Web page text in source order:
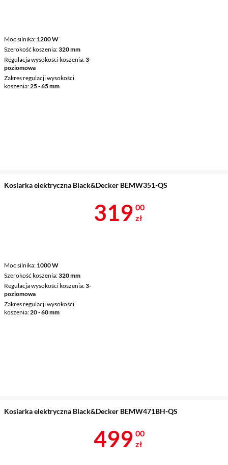
Moc silnika 1200 W
Szerokość koszenia 320 mm
Regulacja wysokości koszenia 3-
poziomowa
Zakres regulacji wysokości
koszenia 25 - 65 mm
Kosiarka elektryczna Black&Decker BEMW351-QS
Moc silnika 1000 W
Szerokość koszenia 320 mm
Regulacja wysokości koszenia 3-
poziomowa
Zakres regulacji wysokości
koszenia 20 - 60 mm
Cena 319 zł
319 00
zł
Kosiarka elektryczna Black&Decker BEMW471BH-QS
Cena 499 zł
499 00
zł